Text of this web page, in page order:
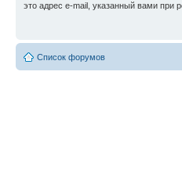
это адрес e-mail, указанный вами при
Список форумов